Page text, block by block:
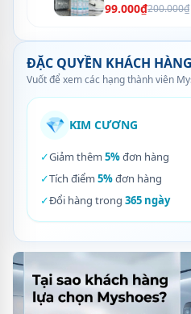
99.000₫200.000₫
ĐẶC QUYỀN KHÁCH HÀNG
Vuốt để xem các hạng thành viên
💎 KIM CƯƠNG
✓Giảm thêm 5%đơn hàng
✓Tích điểm 5%đơn hàng
✓Đổi hàng trong 365 ngày